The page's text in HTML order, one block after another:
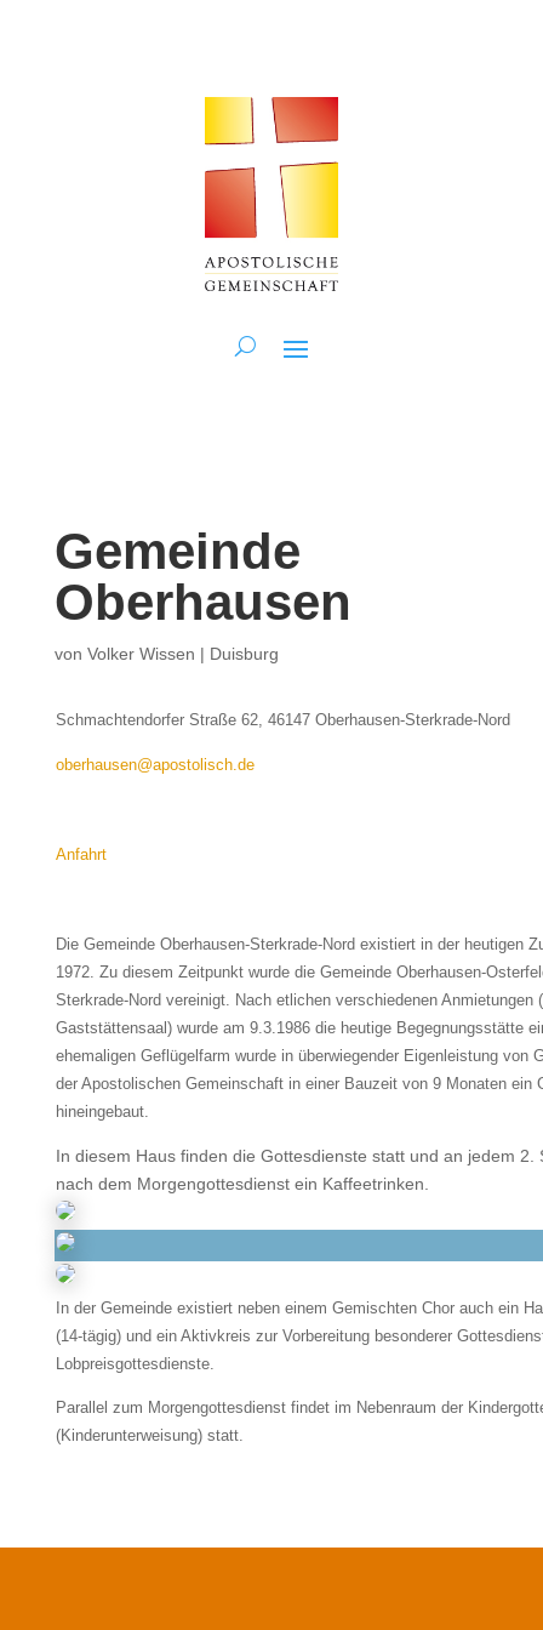
Gemeinde
Oberhausen
von Volker Wissen | Duisburg
Schmachtendorfer Straße 62, 46147 Oberhausen-Sterkrade-Nord
oberhausen@apostolisch.de
Anfahrt
Die Gemeinde Oberhausen-Sterkrade-Nord existiert in der heutigen
1972. Zu diesem Zeitpunkt wurde die Gemeinde Oberhausen-
Sterkrade-Nord vereinigt. Nach etlichen verschiedenen Anmietungen
Gaststättensaal) wurde am 9.3.1986 die heutige Begegnungsstätte
ehemaligen Geflügelfarm wurde in überwiegender Eigenleistung von
der Apostolischen Gemeinschaft in einer Bauzeit von 9 Monaten ein
hineingebaut.
In diesem Haus finden die Gottesdienste statt und an jedem 2.
nach dem Morgengottesdienst ein Kaffeetrinken.
In der Gemeinde existiert neben einem Gemischten Chor auch ein
(14-tägig) und ein Aktivkreis zur Vorbereitung besonderer
Lobpreisgottesdienste.
Parallel zum Morgengottesdienst findet im Nebenraum der
(Kinderunterweisung) statt.